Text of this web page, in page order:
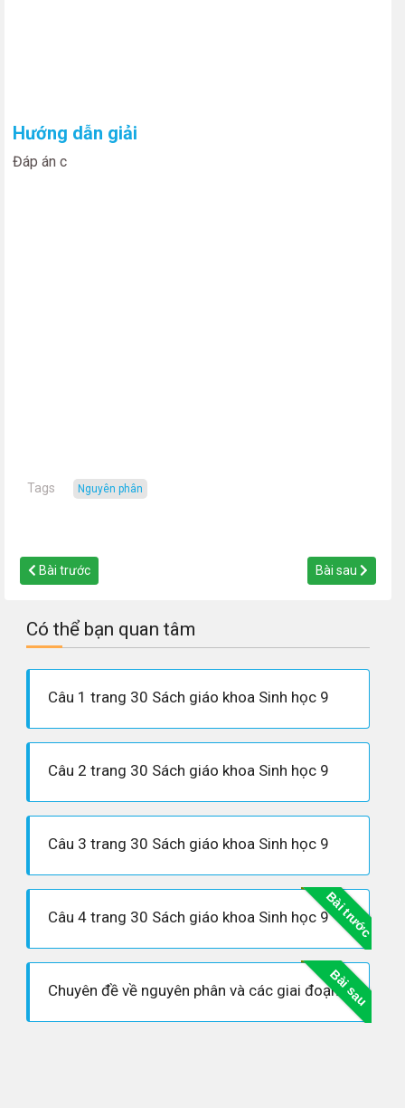
Hướng dẫn giải
Đáp án c
Tags nguyên phân
Bài trước Bài sau
Có thể bạn quan tâm
Câu 1 trang 30 Sách giáo khoa Sinh học 9
Câu 2 trang 30 Sách giáo khoa Sinh học 9
Câu 3 trang 30 Sách giáo khoa Sinh học 9
Bài trước
Câu 4 trang 30 Sách giáo khoa Sinh học 9
Bài sau
Chuyên đề về nguyên phân và các giai đoạn trong quá trình nguyên phân